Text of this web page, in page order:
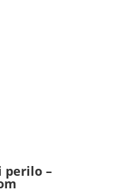
perilo –